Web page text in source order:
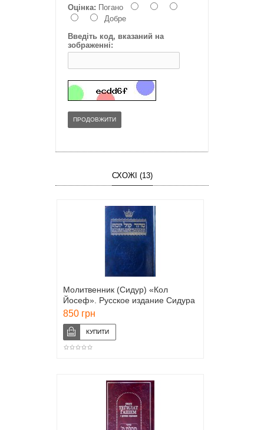
Оцінка: Погано
Добре
Введіть код, вказаний на
зображенні:
ПРОДОВЖИТИ
СХОЖІ (13)
Молитвенник (Сидур) «Кол
Йосеф». Русское издание Сидура
Артскролл
850 грн